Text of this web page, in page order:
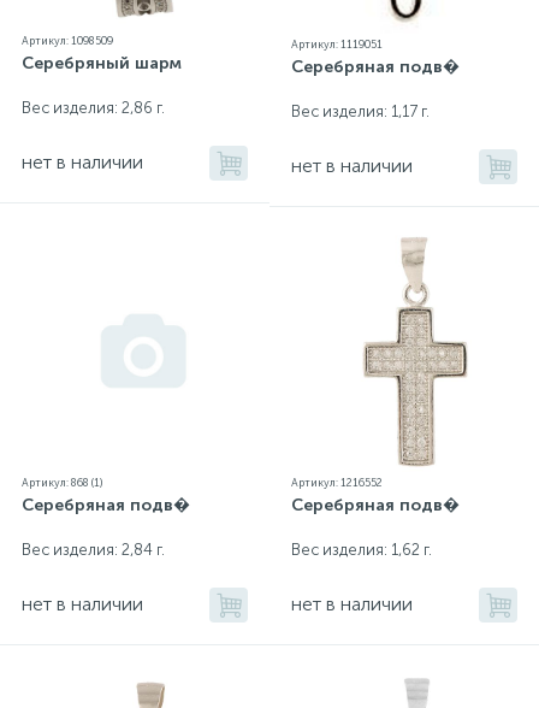
Артикул: 1098509
Серебряный шарм
Вес изделия: 2,86 г.
нет в наличии
Артикул: 1119051
Серебряная подв�
Вес изделия: 1,17 г.
нет в наличии
Артикул: 868 (1)
Серебряная подв�
Вес изделия: 2,84 г.
нет в наличии
Артикул: 1216552
Серебряная подв�
Вес изделия: 1,62 г.
нет в наличии